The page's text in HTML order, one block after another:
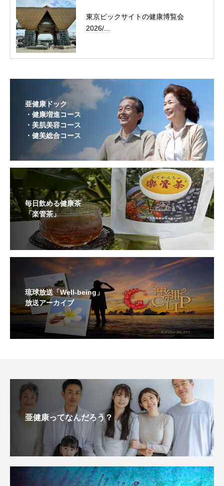
東京ビックサイトの健康博覧会
2026/...
亜健康ドック
・健康増進コース
・美肌美容コース
・健美総合コース
毎日飲める健康茶
「楽管茶」
琉球放送「Well-being」
放送アーカイブ
亜健康ってなんだろう？